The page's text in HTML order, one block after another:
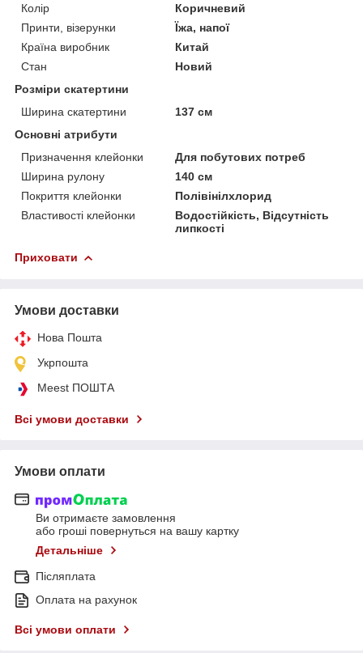
Колір
Коричневий
Принти, візерунки
Їжа, напої
Країна виробник
Китай
Стан
Новий
Розміри скатертини
Ширина скатертини
137 см
Основні атрибути
Призначення клейонки
Для побутових потреб
Ширина рулону
140 см
Покриття клейонки
Полівінілхлорид
Властивості клейонки
Водостійкість, Відсутність
липкості
Приховати
Умови доставки
Нова Пошта
Укрпошта
Meest ПОШТА
Всі умови доставки
Умови оплати
Ви отримаєте замовлення
або гроші повернуться на вашу картку
Детальніше
Післяплата
Оплата на рахунок
Всі умови оплати